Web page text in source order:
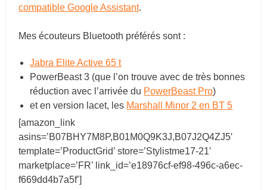
compatible Google Assistant.
Mes écouteurs Bluetooth préférés sont :
Jabra Elite Active 65 t
PowerBeast 3 (que l’on trouve avec de très bonnes
réduction avec l’arrivée du PowerBeast Pro)
et en version lacet, les Marshall Minor 2 en BT 5
[amazon_link
asins=’B07BHY7M8P,B01M0Q9K3J,B07J2Q4ZJ5′
template=’ProductGrid’ store=’Stylistme17-21′
marketplace=’FR’ link_id=’e18976cf-ef98-496c-a6ec-
f669dd4b7a5f’]